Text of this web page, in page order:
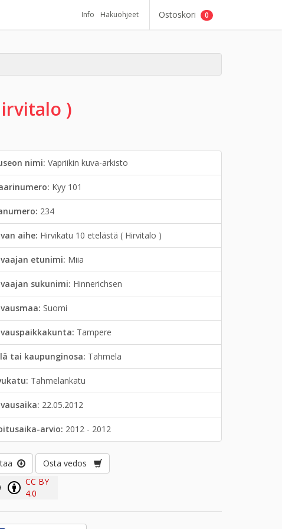
Info Hakuohjeet Ostoskori 0
)
nimi:Vapriikin kuva-arkisto
Kyy 101
234
aihe: Hirvikatu 10 etelästä ( Hirvitalo )
etunimi: Miia
sukunimi: Hinnerichsen
Suomi
Tampere
tai kaupunginosa: Tahmela
Tahmelankatu
22.05.2012
arvio: 2012 - 2012
Osta vedos
CC BY
4.0